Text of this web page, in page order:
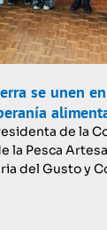
se unen
de la
la Pesca
del Gusto y